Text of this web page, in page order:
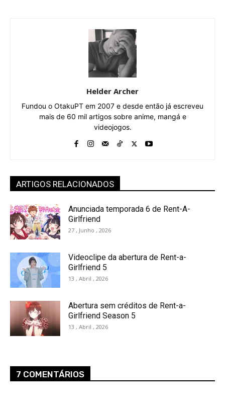
Helder Archer
Fundou o OtakuPT em 2007 e desde então já escreveu
mais de 60 mil artigos sobre anime, mangá e
videojogos.
ARTIGOS RELACIONADOS
Anunciada temporada 6 de Rent-A-
Girlfriend
27 , Junho , 2026
Videoclipe da abertura de Rent-a-
Girlfriend 5
13 , Abril , 2026
Abertura sem créditos de Rent-a-
Girlfriend Season 5
13 , Abril , 2026
7 COMENTÁRIOS